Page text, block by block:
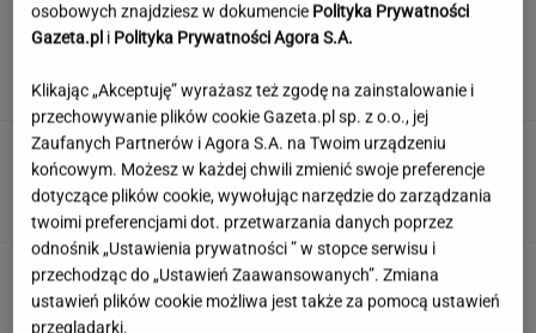
Niezwykłe zjawisko w Polsce. Ekspert radzi
odłożyć płyty CD i okulary
Zmysłowa choreografia Lesar i Zillmann.
Zaprezentowały ją podczas ślubu
Rozpoznasz kraj po trzech słowach? Sprawdź
to w quizie geograficznym
osobowych znajdziesz w dokumencie Polityka Prywatności
Gazeta.pl i Polityka Prywatności Agora S.A.
Klikając „Akceptuję” wyrażasz też zgodę na zainstalowanie i
przechowywanie plików cookie Gazeta.pl sp. z o.o., jej
Zaufanych Partnerów i Agora S.A. na Twoim urządzeniu
końcowym. Możesz w każdej chwili zmienić swoje preferencje
dotyczące plików cookie, wywołując narzędzie do zarządzania
twoimi preferencjami dot. przetwarzania danych poprzez
odnośnik „Ustawienia prywatności ” w stopce serwisu i
przechodząc do „Ustawień Zaawansowanych”. Zmiana
ustawień plików cookie możliwa jest także za pomocą ustawień
przeglądarki.